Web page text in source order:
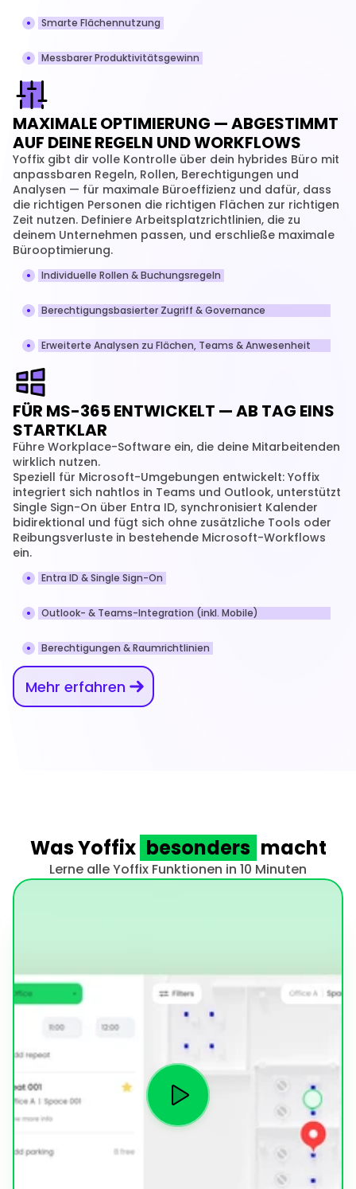
Smarte Flächennutzung
Messbarer Produktivitätsgewinn
MAXIMALE OPTIMIERUNG — ABGESTIMMT
AUF DEINE REGELN UND WORKFLOWS
Yoffix gibt dir volle Kontrolle über dein hybrides Büro mit
anpassbaren Regeln, Rollen, Berechtigungen und
Analysen — für maximale Büroeffizienz und dafür, dass
die richtigen Personen die richtigen Flächen zur richtigen
Zeit nutzen. Definiere Arbeitsplatzrichtlinien, die zu
deinem Unternehmen passen, und erschließe maximale
Bürooptimierung.
Individuelle Rollen & Buchungsregeln
Berechtigungsbasierter Zugriff & Governance
Erweiterte Analysen zu Flächen, Teams & Anwesenheit
FÜR MS-365 ENTWICKELT — AB TAG EINS
STARTKLAR
Führe Workplace-Software ein, die deine Mitarbeitenden
wirklich nutzen.
Speziell für Microsoft-Umgebungen entwickelt: Yoffix
integriert sich nahtlos in Teams und Outlook, unterstützt
Single Sign-On über Entra ID, synchronisiert Kalender
bidirektional und fügt sich ohne zusätzliche Tools oder
Reibungsverluste in bestehende Microsoft-Workflows
ein.
Entra ID & Single Sign-On
Outlook- & Teams-Integration (inkl. Mobile)
Berechtigungen & Raumrichtlinien
Mehr erfahren
Was Yoffix besonders macht
Lerne alle Yoffix Funktionen in 10 Minuten